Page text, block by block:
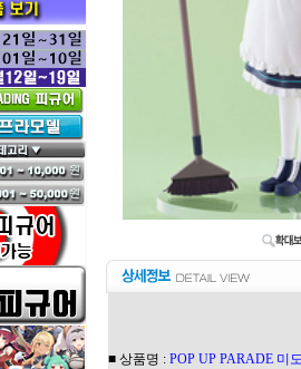
■ 상품명 : POP UP PARADE 미